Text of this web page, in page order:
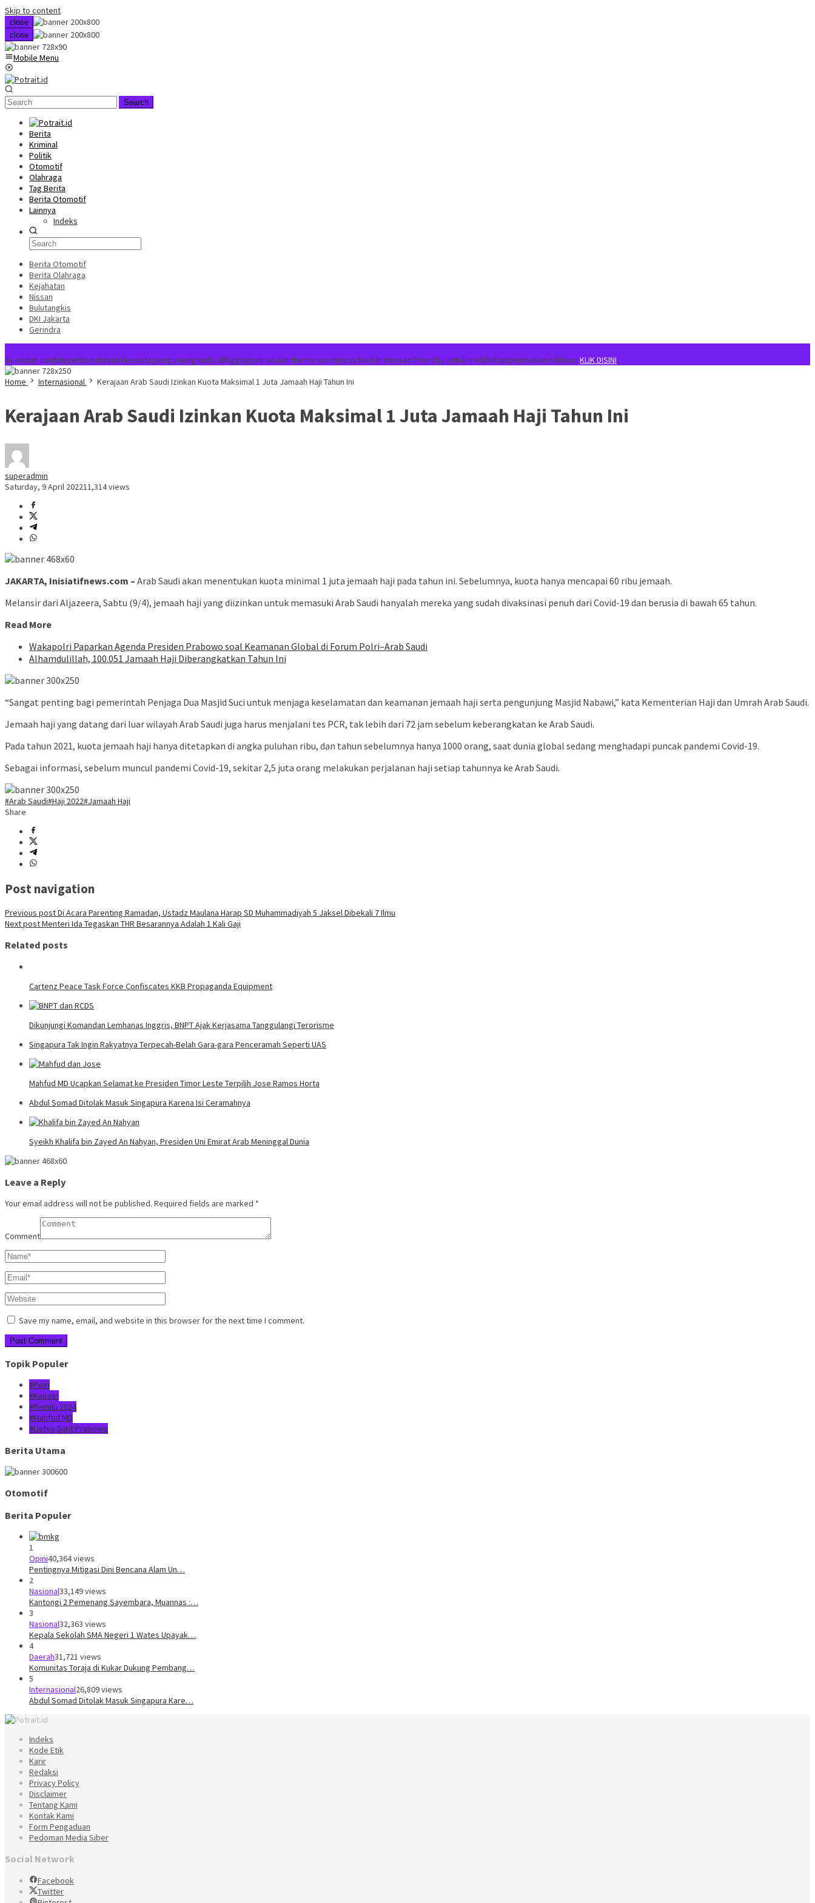
Skip to content
close
close
Mobile Menu
Search
Berita
Kriminal
Politik
Otomotif
Olahraga
Tag Berita
Berita Otomotif
Lainnya
Indeks
Berita Otomotif
Berita Olahraga
Kejahatan
Nissan
Bulutangkis
DKI Jakarta
Gerindra
Ini adalah contoh pemberitahuan kepada pengunjung anda. Bloggingpro adalah theme wordpress bersih dan seo friendly, untuk melakukan pembelian silahkan KLIK DISINI.
Home
Internasional Kerajaan Arab Saudi Izinkan Kuota Maksimal 1 Juta Jamaah Haji Tahun Ini
Kerajaan Arab Saudi Izinkan Kuota Maksimal 1 Juta Jamaah Haji Tahun Ini
superadmin
Saturday, 9 April 202211,314 views
JAKARTA, Inisiatifnews.com – Arab Saudi akan menentukan kuota minimal 1 juta jemaah haji pada tahun ini. Sebelumnya, kuota hanya mencapai 60 ribu jemaah.
Melansir dari Aljazeera, Sabtu (9/4), jemaah haji yang diizinkan untuk memasuki Arab Saudi hanyalah mereka yang sudah divaksinasi penuh dari Covid-19 dan berusia di bawah 65 tahun.
Read More
Wakapolri Paparkan Agenda Presiden Prabowo soal Keamanan Global di Forum Polri–Arab Saudi
Alhamdulillah, 100.051 Jamaah Haji Diberangkatkan Tahun Ini
“Sangat penting bagi pemerintah Penjaga Dua Masjid Suci untuk menjaga keselamatan dan keamanan jemaah haji serta pengunjung Masjid Nabawi,” kata Kementerian Haji dan Umrah Arab Saudi.
Jemaah haji yang datang dari luar wilayah Arab Saudi juga harus menjalani tes PCR, tak lebih dari 72 jam sebelum keberangkatan ke Arab Saudi.
Pada tahun 2021, kuota jemaah haji hanya ditetapkan di angka puluhan ribu, dan tahun sebelumnya hanya 1000 orang, saat dunia global sedang menghadapi puncak pandemi Covid-19.
Sebagai informasi, sebelum muncul pandemi Covid-19, sekitar 2,5 juta orang melakukan perjalanan haji setiap tahunnya ke Arab Saudi.
#Arab Saudi#Haji 2022#Jamaah Haji
Share
Post navigation
Previous postDi Acara Parenting Ramadan, Ustadz Maulana Harap SD Muhammadiyah 5 Jaksel Dibekali 7 Ilmu
Next postMenteri Ida Tegaskan THR Besarannya Adalah 1 Kali Gaji
Related posts
Cartenz Peace Task Force Confiscates KKB Propaganda Equipment
Dikunjungi Komandan Lemhanas Inggris, BNPT Ajak Kerjasama Tanggulangi Terorisme
Singapura Tak Ingin Rakyatnya Terpecah-Belah Gara-gara Penceramah Seperti UAS
Mahfud MD Ucapkan Selamat ke Presiden Timor Leste Terpilih Jose Ramos Horta
Abdul Somad Ditolak Masuk Singapura Karena Isi Ceramahnya
Syeikh Khalifa bin Zayed An Nahyan, Presiden Uni Emirat Arab Meninggal Dunia
Leave a Reply
Your email address will not be published. Required fields are marked *
Comment
Save my name, email, and website in this browser for the next time I comment.
Topik Populer
#Polri
#Kapolri
#Pemilu 2024
#Mahfud MD
#Listyo Sigit Prabowo
Berita Utama
Otomotif
Berita Populer
1
Opini40,364 views
Pentingnya Mitigasi Dini Bencana Alam Un…
2
Nasional33,149 views
Kantongi 2 Pemenang Sayembara, Muannas :…
3
Nasional32,363 views
Kepala Sekolah SMA Negeri 1 Wates Upayak…
4
Daerah31,721 views
Komunitas Toraja di Kukar Dukung Pembang…
5
Internasional26,809 views
Abdul Somad Ditolak Masuk Singapura Kare…
Indeks
Kode Etik
Karir
Redaksi
Privacy Policy
Disclaimer
Tentang Kami
Kontak Kami
Form Pengaduan
Pedoman Media Siber
Social Network
Facebook
Twitter